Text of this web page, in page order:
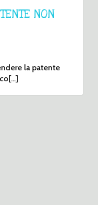
NON
la patente